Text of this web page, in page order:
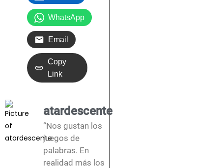
WhatsApp
Email
Copy
Link
atardescente
“Nos gustan los
juegos de
palabras. En
realidad más los